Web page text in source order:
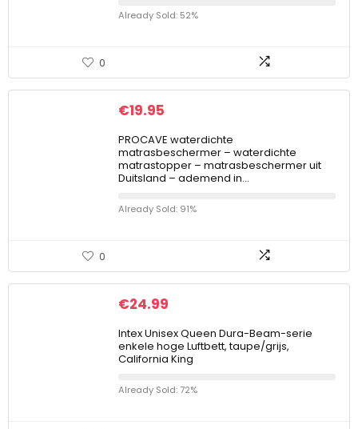
Already Sold: 52%
0
€19.95
PROCAVE waterdichte
matrasbeschermer – waterdichte
matrastopper – matrasbeschermer uit
Duitsland – ademend in…
Already Sold: 91%
0
€24.99
Intex Unisex Queen Dura-Beam-serie
enkele hoge Luftbett, taupe/grijs,
California King
Already Sold: 72%